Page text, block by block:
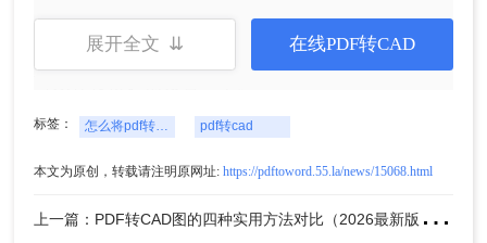
3、如果需要设置一些转换条件，比如说输出的格
式、对页码有要求、生成方式以及CAD版本，那么
展开全文 ⇊ 在线PDF转CAD
标签： 怎么将pdf转换成cad pdf转cad
本文为原创，转载请注明原网址: https://pdftoword.55.la/news/15068.html
上
一篇：PDF转CAD图的四种实用方法对比（2026最新版）：按需选择，效率至上！